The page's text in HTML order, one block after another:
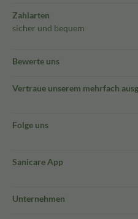
Zahlarten
sicher und bequem
Bewerte uns
Vertraue unserem mehrfach
Folge uns
Sanicare App
Unternehmen